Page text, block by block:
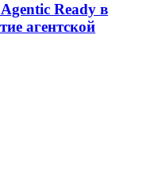
Ready в
агентской